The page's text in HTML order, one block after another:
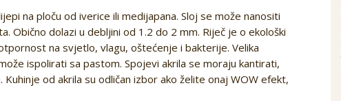
na ploču od iverice ili medijapana. Sloj se može nanositi
Obično dolazi u debljini od 1.2 do 2 mm. Riječ je o ekološki
na svjetlo, vlagu, oštećenje i bakterije. Velika
ispolirati sa pastom. Spojevi akrila se moraju kantirati,
od akrila su odličan izbor ako želite onaj WOW efekt,